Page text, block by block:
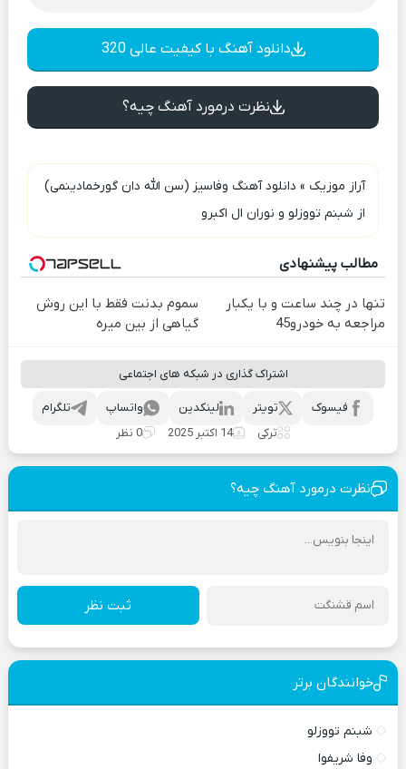
دانلود آهنگ با کیفیت عالی 320
نظرت درمورد آهنگ چیه؟
آراز موزیک » دانلود آهنگ وفاسیز (سن الله دان گورخمادینمی)
از شبنم تووزلو و نوران ال اکبرو
مطالب پیشنهادی
تنها در چند ساعت و با یکبار
مراجعه به خودرو45
سموم بدنت فقط با این روش
گیاهی از بین میره
اشتراک گذاری در شبکه های اجتماعی
تلگرام واتساپ لینکدین تویتر
فیسوک
ترکی
14 اکتبر 2025 0 نظر
نظرت درمورد آهنگ چیه؟
ثبت نظر
خوانندگان برتر
شبنم تووزلو
وفا شریفوا